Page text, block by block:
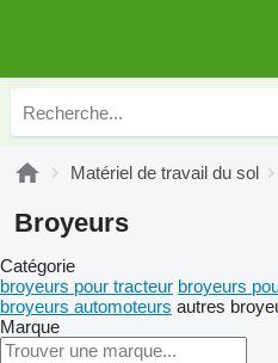
Matériel de travail du sol
Broyeurs
Catégorie
broyeurs pour tracteur broyeurs
broyeurs automoteurs autres
Marque